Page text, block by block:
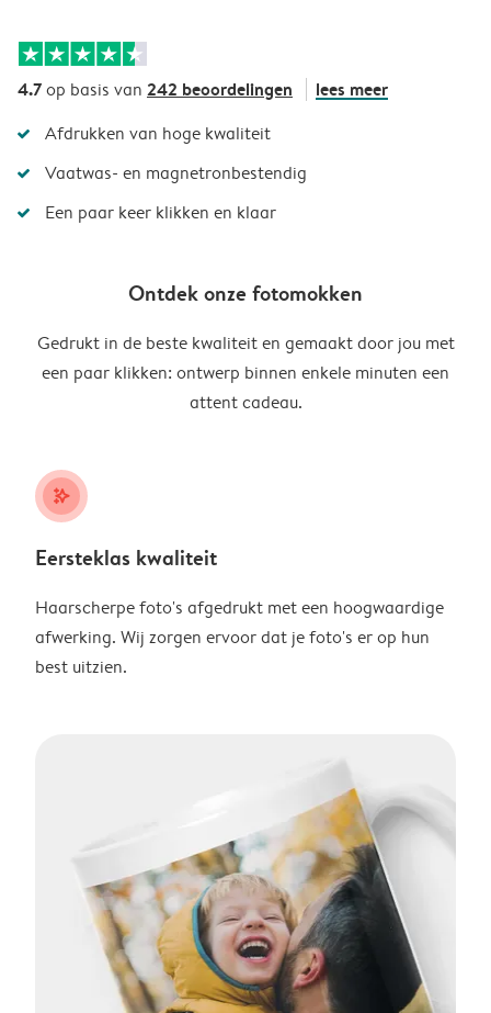
4.7op basis van 242 beoordelingen lees meer
Afdrukken van hoge kwaliteit
Vaatwas- en magnetronbestendig
Een paar keer klikken en klaar
Ontdek onze fotomokken
Gedrukt in de beste kwaliteit en gemaakt door jou met
een paar klikken: ontwerp binnen enkele minuten een
attent cadeau.
stars_plus
Eersteklas kwaliteit
Haarscherpe foto's afgedrukt met een hoogwaardige
afwerking. Wij zorgen ervoor dat je foto's er op hun
best uitzien.